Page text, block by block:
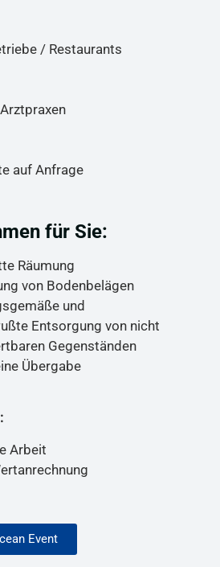
/ Restaurants
auf Anfrage
für Sie:
Räumung
von Bodenbelägen
und
Entsorgung von nicht
Gegenständen
Übergabe
Arbeit
Event